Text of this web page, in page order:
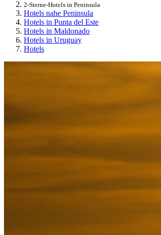
2-Sterne-Hotels in Peninsula
Hotels nahe Peninsula
Hotels in Punta del Este
Hotels in Maldonado
Hotels in Uruguay
Hotels